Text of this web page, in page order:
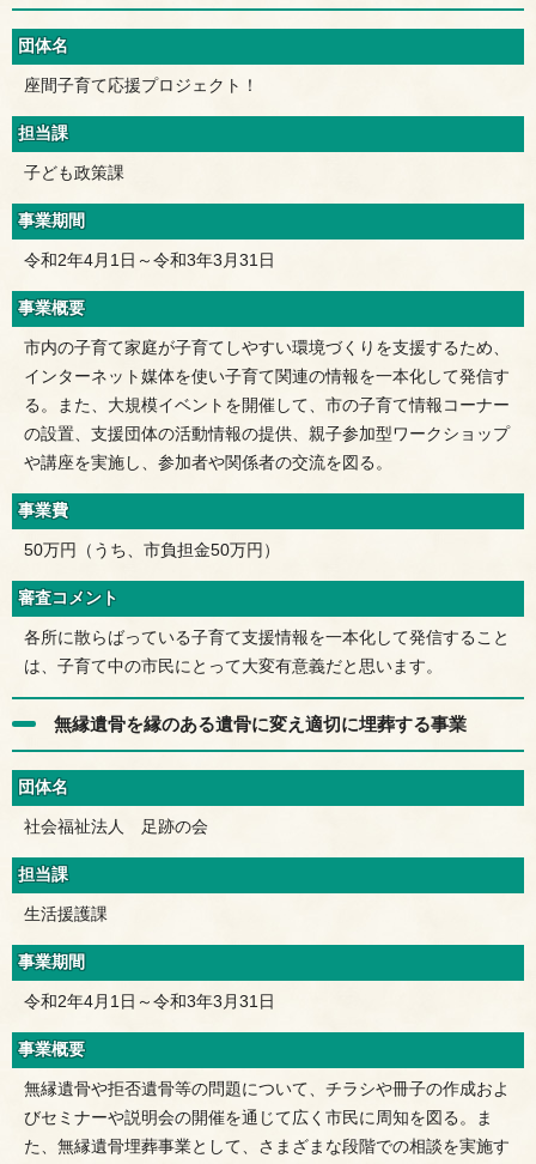
団体名
座間子育て応援プロジェクト！
担当課
子ども政策課
事業期間
令和2年4月1日～令和3年3月31日
事業概要
市内の子育て家庭が子育てしやすい環境づくりを支援するため、
インターネット媒体を使い子育て関連の情報を一本化して発信す
る。また、大規模イベントを開催して、市の子育て情報コーナー
の設置、支援団体の活動情報の提供、親子参加型ワークショップ
や講座を実施し、参加者や関係者の交流を図る。
事業費
50万円（うち、市負担金50万円）
審査コメント
各所に散らばっている子育て支援情報を一本化して発信すること
は、子育て中の市民にとって大変有意義だと思います。
無縁遺骨を縁のある遺骨に変え適切に埋葬する事業
団体名
社会福祉法人 足跡の会
担当課
生活援護課
事業期間
令和2年4月1日～令和3年3月31日
事業概要
無縁遺骨や拒否遺骨等の問題について、チラシや冊子の作成およ
びセミナーや説明会の開催を通じて広く市民に周知を図る。ま
た、無縁遺骨埋葬事業として、さまざまな段階での相談を実施す